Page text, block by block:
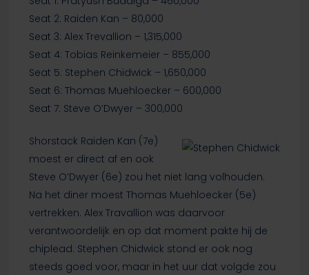
Seat 2: Raiden Kan – 80,000
Seat 3: Alex Trevallion – 1,315,000
Seat 4: Tobias Reinkemeier – 855,000
Seat 5: Stephen Chidwick – 1,650,000
Seat 6: Thomas Muehloecker – 600,000
Seat 7: Steve O’Dwyer – 300,000
Shorstack Raiden Kan (7e)
moest er direct af en ook
Steve O’Dwyer (6e) zou het niet lang volhouden.
Na het diner moest Thomas Muehloecker (5e)
vertrekken. Alex Travallion was daarvoor
verantwoordelijk en op dat moment pakte hij de
chiplead. Stephen Chidwick stond er ook nog
steeds goed voor, maar in het uur dat volgde zou